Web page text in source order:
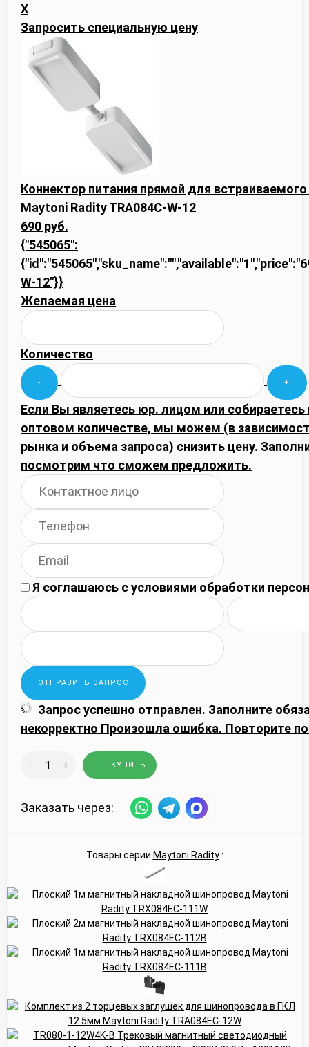
X
Запросить специальную цену
Коннектор питания прямой для
Maytoni Radity TRA084C-W-12
690 руб.
{"545065":
W-12"}}
Желаемая цена
Количество
Если Вы являетесь юр. лицом или собираетесь
оптовом количестве, мы можем (в
рынка и объема запроса) снизить цену.
посмотрим что сможем предложить.
Я соглашаюсь сусловиями обработки
Запрос успешно отправлен. Заполните
некорректно Произошла ошибка. Повторите
- + КУПИТЬ
Заказать через:
Товары серии Maytoni Radity: